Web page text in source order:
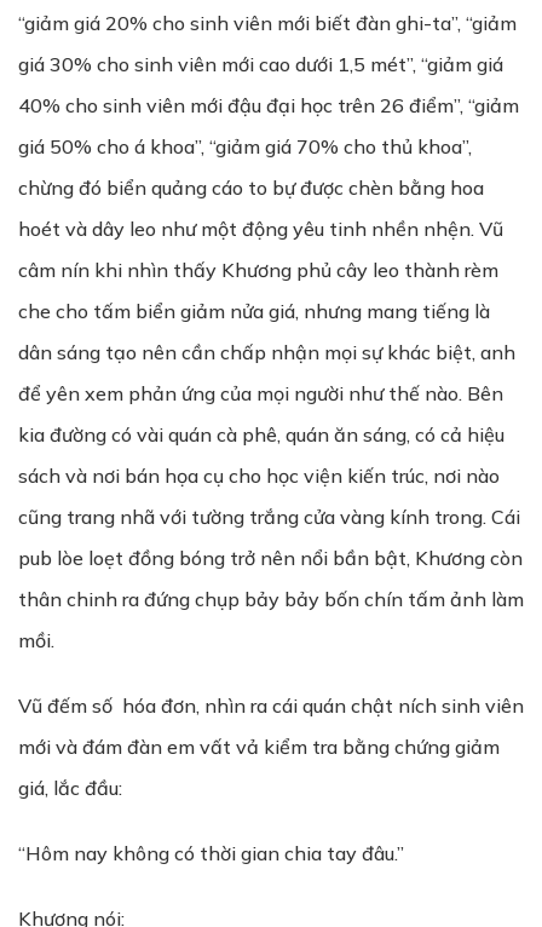
“giảm giá 20% cho sinh viên mới biết đàn ghi-ta”, “giảm
giá 30% cho sinh viên mới cao dưới 1,5 mét”, “giảm giá
40% cho sinh viên mới đậu đại học trên 26 điểm”, “giảm
giá 50% cho á khoa”, “giảm giá 70% cho thủ khoa”,
chừng đó biển quảng cáo to bự được chèn bằng hoa
hoét và dây leo như một động yêu tinh nhền nhện. Vũ
câm nín khi nhìn thấy Khương phủ cây leo thành rèm
che cho tấm biển giảm nửa giá, nhưng mang tiếng là
dân sáng tạo nên cần chấp nhận mọi sự khác biệt, anh
để yên xem phản ứng của mọi người như thế nào. Bên
kia đường có vài quán cà phê, quán ăn sáng, có cả hiệu
sách và nơi bán họa cụ cho học viện kiến trúc, nơi nào
cũng trang nhã với tường trắng cửa vàng kính trong. Cái
pub lòe loẹt đồng bóng trở nên nổi bần bật, Khương còn
thân chinh ra đứng chụp bảy bảy bốn chín tấm ảnh làm
mồi.
Vũ đếm số hóa đơn, nhìn ra cái quán chật ních sinh viên
mới và đám đàn em vất vả kiểm tra bằng chứng giảm
giá, lắc đầu:
“Hôm nay không có thời gian chia tay đâu.”
Khương nói: